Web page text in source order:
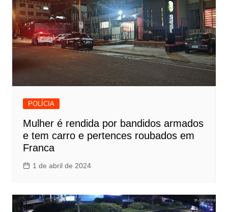
POLÍCIA
Mulher é rendida por bandidos armados
e tem carro e pertences roubados em
Franca
1 de abril de 2024